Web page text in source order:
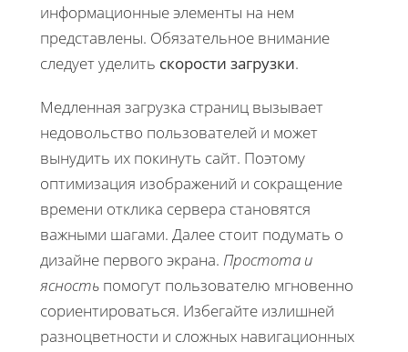
информационные элементы на нем
представлены. Обязательное внимание
следует уделить скорости загрузки.
Медленная загрузка страниц вызывает
недовольство пользователей и может
вынудить их покинуть сайт. Поэтому
оптимизация изображений и сокращение
времени отклика сервера становятся
важными шагами. Далее стоит подумать о
дизайне первого экрана. Простота и
ясность помогут пользователю мгновенно
сориентироваться. Избегайте излишней
разноцветности и сложных навигационных